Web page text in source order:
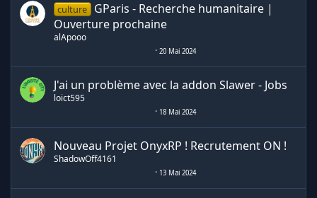
culture GParis - Recherche humanitaire |
Ouverture prochaine
alApooo
20 Mai 2024
J'ai un problème avec la addon Slawer - Jobs
loict595
18 Mai 2024
Nouveau Projet OnyxRP ! Recrutement ON !
ShadowOff4161
13 Mai 2024